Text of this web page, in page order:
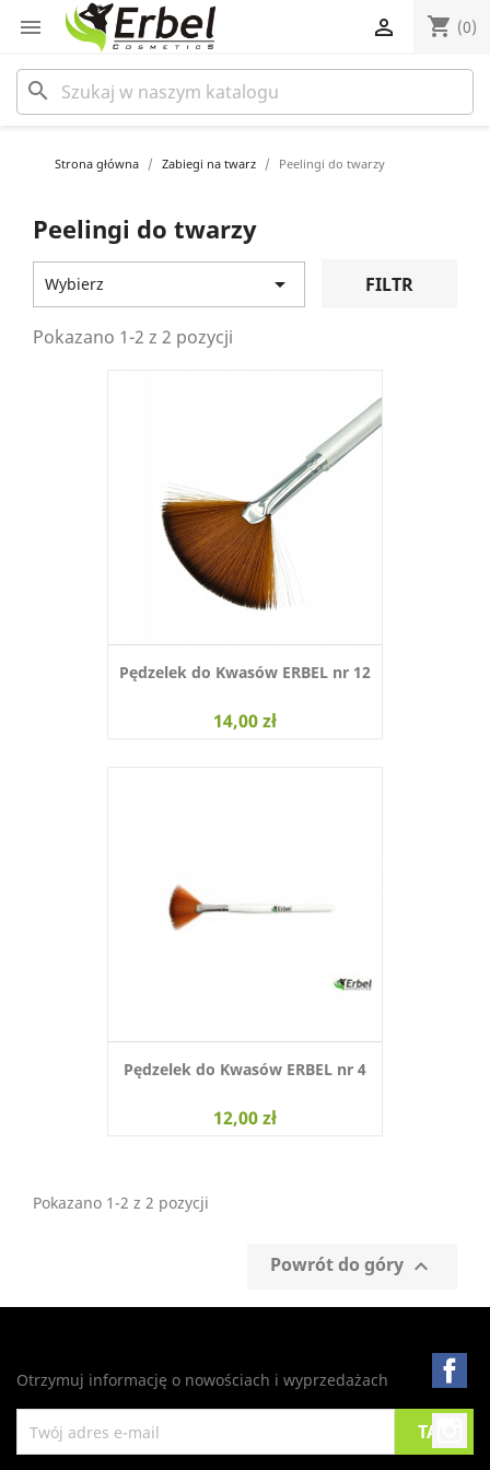
 shopping_cart (0)

search
Strona główna Zabiegi na twarz Peelingi do twarzy
Peelingi do twarzy
Wybierz  FILTR
Pokazano 1-2 z 2 pozycji
Pędzelek do Kwasów ERBEL nr 12
14,00 zł
Pędzelek do Kwasów ERBEL nr 4
12,00 zł
Pokazano 1-2 z 2 pozycji
Powrót do góry 
Otrzymuj informację o nowościach i wyprzedażach